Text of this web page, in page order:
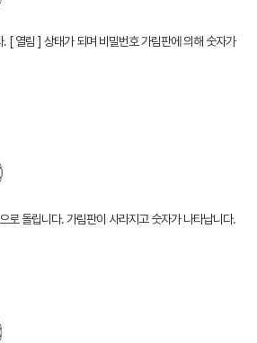
[ 열림 ] 상태가 되며 비밀번호 가림판에 의해 숫자가
로 돌립니다. 가림판이 사라지고 숫자가 나타납니다.